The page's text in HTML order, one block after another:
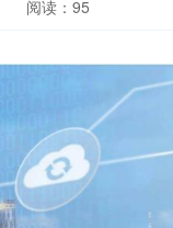
阅读：95